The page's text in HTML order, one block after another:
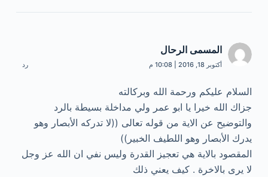
المسمى الرحال
أكتوبر 18, 2016 | 10:08 م رد
السلام عليكم ورحمة الله وبركالته
جزاك الله خيرا يا ابو عمر ولي مداخلة بسيطة بالرد
والتوضيح عن الاية من قوله تعالى ((لا تدركه الأبصار وهو
يدرك الأبصار وهو اللطيف الخبير))
المقصود بالاية هي تعجيز القدرة وليس نفي ان الله عز وجل
لا يرى بالاخرة . كيف يعني ذلك